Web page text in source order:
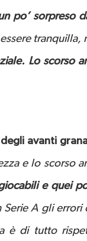
po’ sorpreso
tranquilla,
Lo scorso
avanti
e lo scorso
e quei
A gli errori
è di tutto